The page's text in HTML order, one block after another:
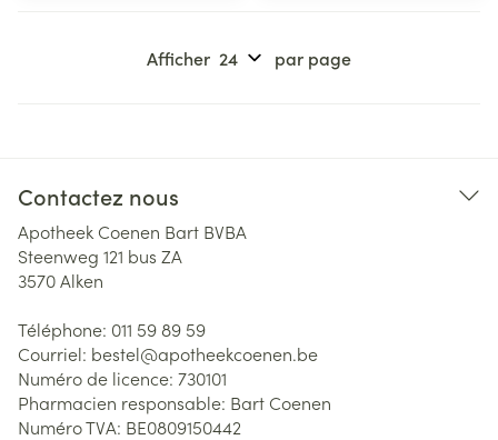
Afficher par page
Contactez nous
Apotheek Coenen Bart BVBA
Steenweg 121 bus ZA
3570Alken
Téléphone: 011 59 89 59
Courriel: bestel@apotheekcoenen.be
Numéro de licence: 730101
Pharmacien responsable: Bart Coenen
Numéro TVA: BE0809150442